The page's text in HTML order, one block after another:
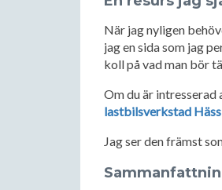
När jag nyligen
jag en sida som jag
koll på vad man bör
Om du är intresserad
lastbilsverkstad
Jag ser den främst